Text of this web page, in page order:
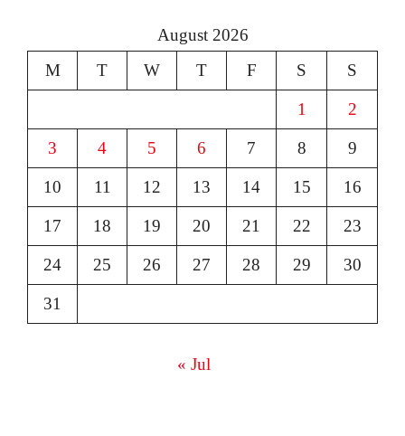
August 2026
M
T W T F S S
1 2
3 4 5 6 7 8 9
10 11 12 13 14 15 16
17 18 19 20 21 22 23
24 25 26 27 28 29 30
31
« Jul